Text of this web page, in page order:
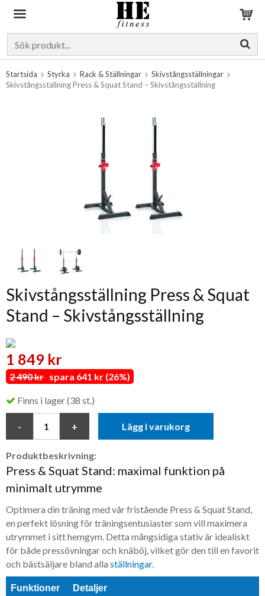
Startsida Styrka Rack & Ställningar
Skivstångsställningar
Skivstångsställning Press & Squat Stand – Skivstångsställning
Skivstångsställning Press & Squat
Stand – Skivstångsställning
1 849 kr
2 490 kr spara 641 kr (26%)
Finns i lager (38 st.)
Lägg i varukorg
Produktbeskrivning:
Press & Squat Stand: maximal funktion på
minimalt utrymme
Optimera din träning med vår fristående Press & Squat Stand,
en perfekt lösning för träningsentusiaster som vill maximera
utrymmet i sitt hemgym. Detta mångsidiga stativ är idealiskt
för både pressövningar och knäböj, vilket gör den till en favorit
och bästsäljare bland alla ställningar.
Funktioner Detaljer